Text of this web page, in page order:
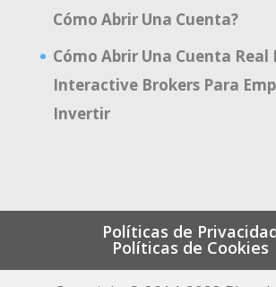
Cómo Abrir Una Cuenta?
Cómo Abrir Una Cuenta Real
Interactive Brokers Para
Invertir
Políticas de
Políticas de Cookies